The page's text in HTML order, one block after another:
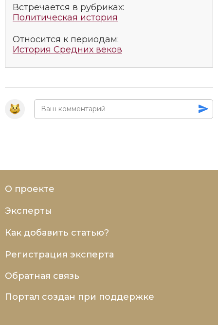
Встречается в рубриках:
Политическая история
Относится к периодам:
История Средних веков
О проекте
Эксперты
Как добавить статью?
Регистрация эксперта
Обратная связь
Портал создан при поддержке